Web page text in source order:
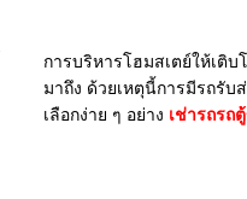
การบริหารโฮมสเตย์ให้เติ
มาถึง ด้วยเหตุนี้การมีรถรั
เลือกง่าย ๆ อย่าง เช่ารถรถ